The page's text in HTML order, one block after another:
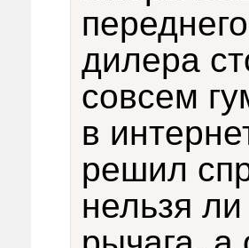
дилера
совсем
в
решил
нельзя